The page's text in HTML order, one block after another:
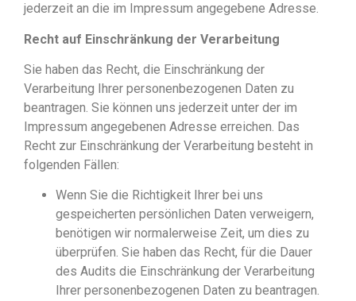
jederzeit an die im Impressum angegebene Adresse.
Recht auf Einschränkung der Verarbeitung
Sie haben das Recht, die Einschränkung der
Verarbeitung Ihrer personenbezogenen Daten zu
beantragen. Sie können uns jederzeit unter der im
Impressum angegebenen Adresse erreichen. Das
Recht zur Einschränkung der Verarbeitung besteht in
folgenden Fällen:
Wenn Sie die Richtigkeit Ihrer bei uns
gespeicherten persönlichen Daten verweigern,
benötigen wir normalerweise Zeit, um dies zu
überprüfen. Sie haben das Recht, für die Dauer
des Audits die Einschränkung der Verarbeitung
Ihrer personenbezogenen Daten zu beantragen.